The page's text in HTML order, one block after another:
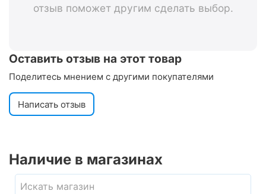
отзыв поможет другим сделать выбор.
Оставить отзыв на этот товар
Поделитесь мнением с другими покупателями
Написать отзыв
Наличие в магазинах